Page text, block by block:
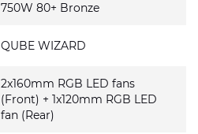
750W 80+ Bronze
QUBE WIZARD
2x160mm RGB LED fans
(Front) + 1x120mm RGB LED
fan (Rear)